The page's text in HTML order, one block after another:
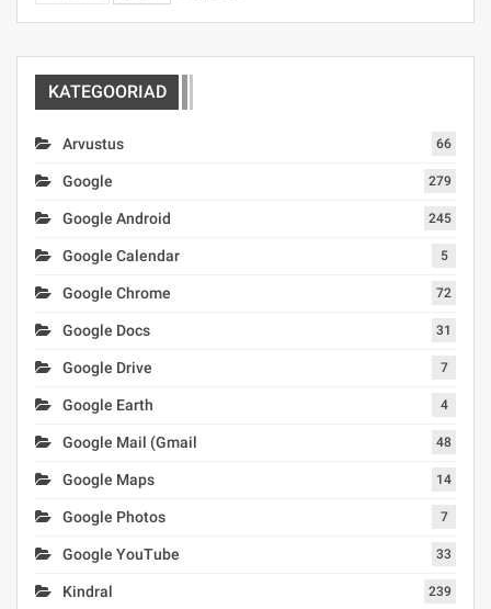
KATEGOORIAD
Arvustus 66
Google 279
Google Android 245
Google Calendar 5
Google Chrome 72
Google Docs 31
Google Drive 7
Google Earth 4
Google Mail (Gmail 48
Google Maps 14
Google Photos 7
Google YouTube 33
Kindral 239